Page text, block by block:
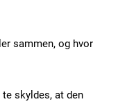
sammen, og hvor
skyldes, at den